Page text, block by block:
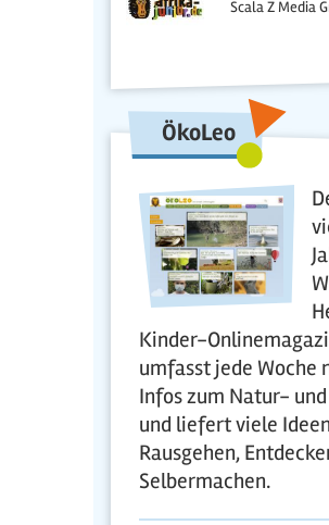
Scala Z Media
ÖkoLeo
Kinder-
umfasst jede Woche
Infos zum Natur-
und liefert viele
Rausgehen,
Selbermachen.